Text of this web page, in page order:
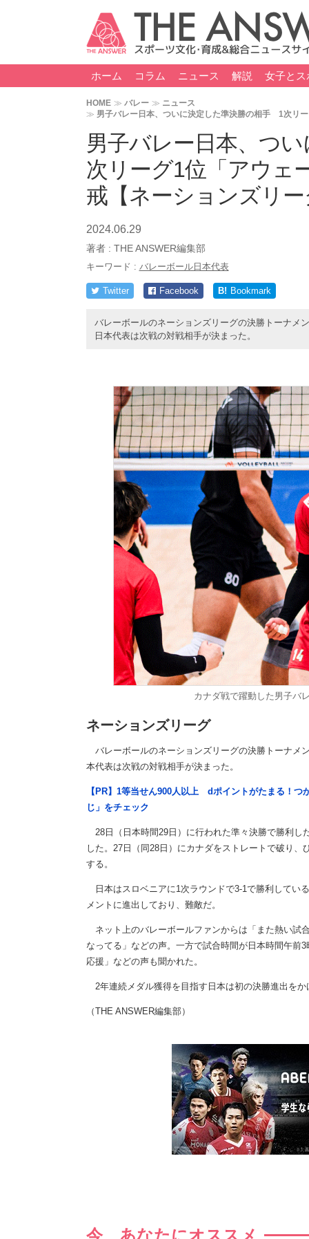
ホーム コラム ニュース 解説 女子とス
HOME バレー
ニュース
男子バレー日本、ついに決定した準決勝の相手 1次リ
男子バレー日本、つ
次リーグ1位「アウェ
戒【ネーションズリ
2024.06.29
著者 : THE ANSWER編集部
キーワード : バレーボール日本代表
Twitter Facebook B! Bookmark
バレーボールのネーションズリーグの決勝トーナメ
日本代表は次戦の対戦相手が決まった。
カナダ戦で躍動した男子バ
ネーションズリーグ
バレーボールのネーションズリーグの決勝トーナメ
本代表は次戦の対戦相手が決まった。
【PR】1等当せん900人以上 dポイントがたまる！つ
じ」をチェック
28日（日本時間29日）に行われた準々決勝で勝利し
した。27日（同28日）にカナダをストレートで破り
する。
日本はスロベニアに1次ラウンドで3-1で勝利してい
メントに進出しており、難敵だ。
ネット上のバレーボールファンからは「また熱い試
なってる」などの声。一方で試合時間が日本時間午
応援」などの声も聞かれた。
2年連続メダル獲得を目指す日本は初の決勝進出をか
（THE ANSWER編集部）